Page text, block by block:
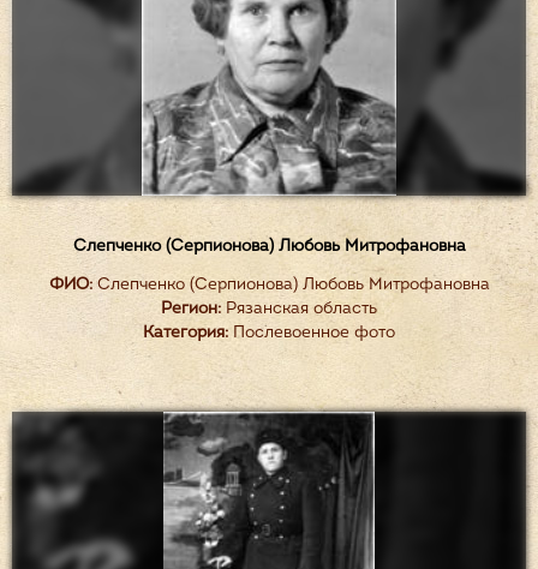
Слепченко (Серпионова) Любовь Митрофановна
ФИО:Слепченко (Серпионова) Любовь Митрофановна
Регион: Рязанская область
Категория: Послевоенное фото